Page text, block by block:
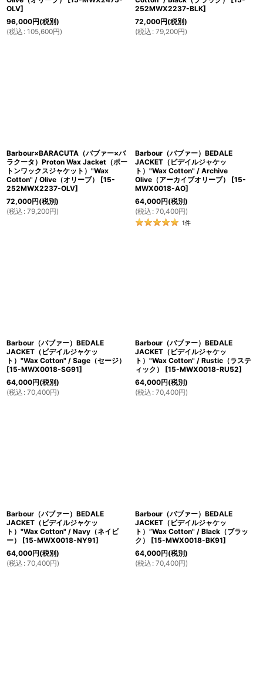
OLV]
96,000円(税別)
(税込 : 105,600円)
252MWX2237-BLK]
72,000円(税別)
(税込 : 79,200円)
Barbour×BARACUTA（バブァー×バ
ラクータ）Proton Wax Jacket（ポー
トンワックスジャケット）"Wax
Cotton" / Olive（オリーブ）
[15-
252MWX2237-OLV]
72,000円(税別)
(税込 : 79,200円)
Barbour（バブァー）BEDALE
JACKET（ビデイルジャケッ
ト）"Wax Cotton" / Archive
Olive（アーカイブオリーブ）
[15-
MWX0018-AO]
64,000円(税別)
(税込 : 70,400円)
1件
Barbour（バブァー）BEDALE
JACKET（ビデイルジャケッ
ト）"Wax Cotton" / Sage（セージ）
[15-MWX0018-SG91]
64,000円(税別)
(税込 : 70,400円)
Barbour（バブァー）BEDALE
JACKET（ビデイルジャケッ
ト）"Wax Cotton" / Rustic（ラステ
ィック）
[15-MWX0018-RU52]
64,000円(税別)
(税込 : 70,400円)
Barbour（バブァー）BEDALE
JACKET（ビデイルジャケッ
ト）"Wax Cotton" / Navy（ネイビ
ー）
[15-MWX0018-NY91]
64,000円(税別)
(税込 : 70,400円)
Barbour（バブァー）BEDALE
JACKET（ビデイルジャケッ
ト）”Wax Cotton" / Black（ブラッ
ク）
[15-MWX0018-BK91]
64,000円(税別)
(税込 : 70,400円)